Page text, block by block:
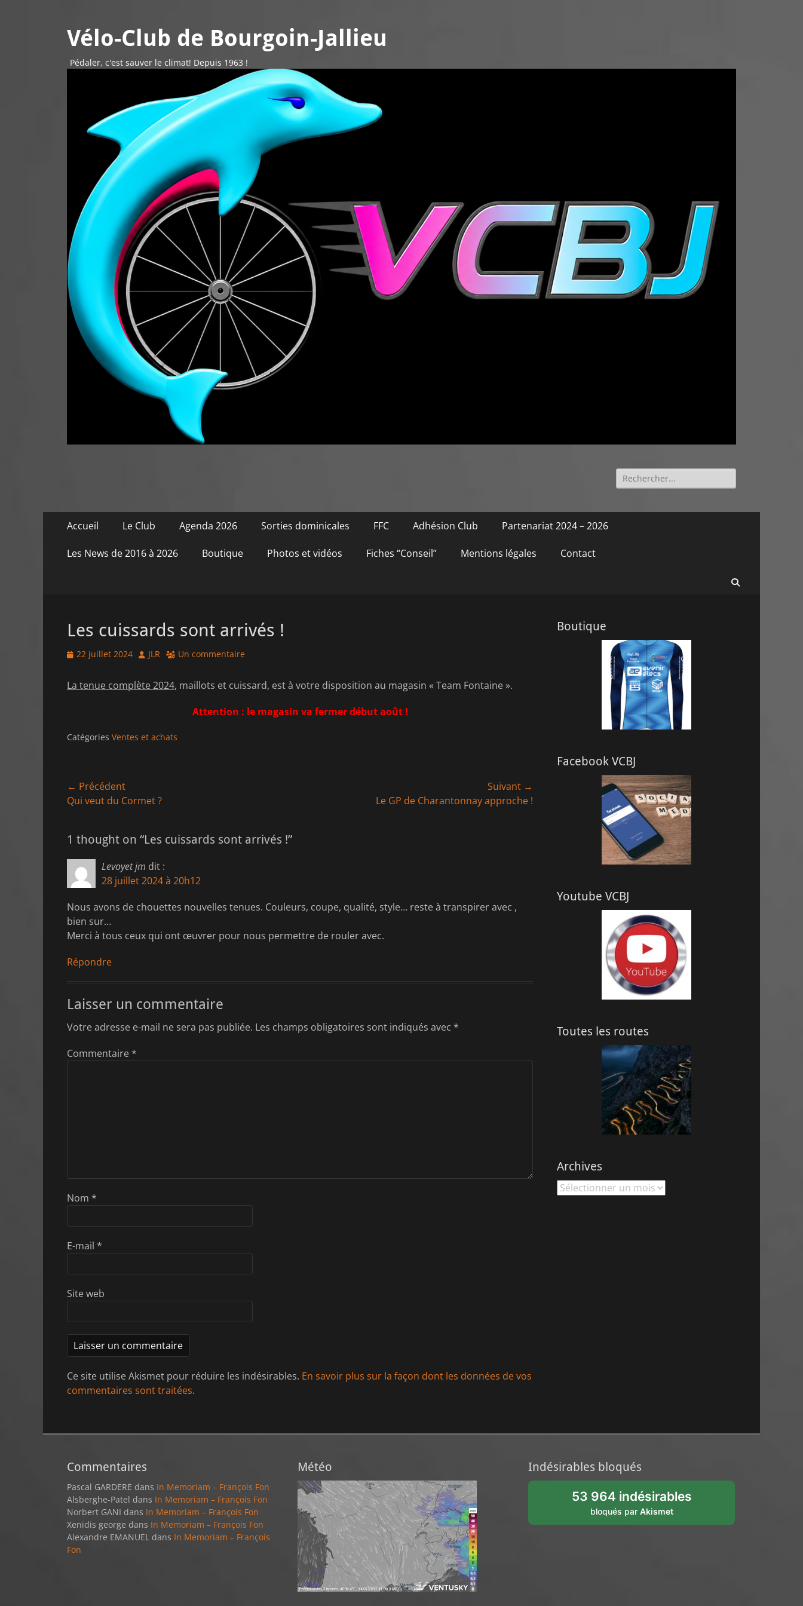
Vélo-Club de Bourgoin-Jallieu
Pédaler, c'est sauver le climat! Depuis 1963 !
Rechercher :
Menu
contenu
Accueil Le Club Agenda 2026 Sorties dominicales FFC Adhésion Club Partenariat 2024 – 2026
Les News de 2016 à 2026 Boutique Photos et vidéos Fiches “Conseil” Mentions légales Contact
Les cuissards sont arrivés !
Posted
22 juillet 2024 Author
JLR Un commentaire
La tenue complète 2024, maillots et cuissard, est à votre disposition au magasin « Team Fontaine ».
Attention : le magasin va fermer début août !
Catégories Ventes et achats
Navigation
de
l’article
← Précédent
Article
Qui veut du Cormet ?
Suivant →
Le GP de Charantonnay approche !
1 thought on “Les cuissards sont arrivés !”
Levoyet jm dit :
28 juillet 2024 à 20h12
Nous avons de chouettes nouvelles tenues. Couleurs, coupe, qualité, style… reste à transpirer avec ,
bien sur…
Merci à tous ceux qui ont œuvrer pour nous permettre de rouler avec.
Répondre
Laisser un commentaire
Votre adresse e-mail ne sera pas publiée. Les champs obligatoires sont indiqués avec *
Commentaire *
Nom *
E-mail *
Site web
Ce site utilise Akismet pour réduire les indésirables. En savoir plus sur la façon dont les données de vos
commentaires sont traitées.
Boutique
Facebook VCBJ
Youtube VCBJ
Toutes les routes
Archives
Archives
Commentaires
Pascal GARDERE dans In Memoriam – François Fon
Alsberghe-Patel dans In Memoriam – François Fon
Norbert GANI dans In Memoriam – François Fon
Xenidis george dans In Memoriam – François Fon
Alexandre EMANUEL dans In Memoriam – François
Fon
Météo Indésirables bloqués
53 964 indésirables
bloqués par Akismet